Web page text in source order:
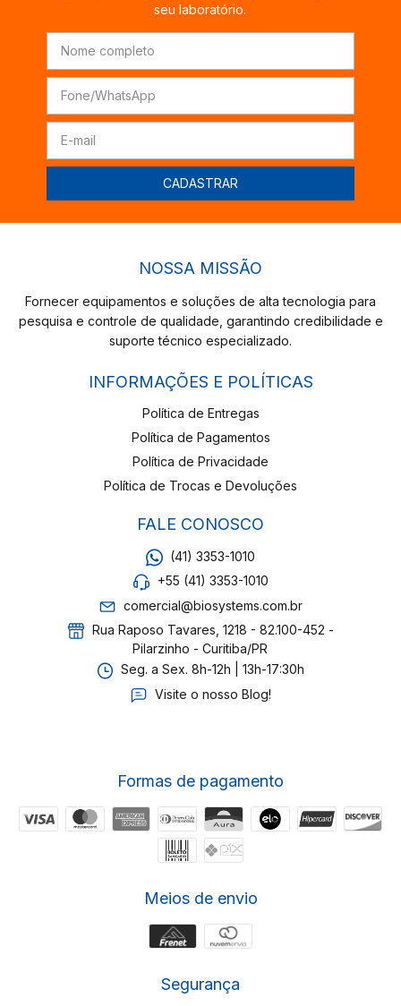
seu laboratório.
NOSSA MISSÃO
Fornecer equipamentos e soluções de alta tecnologia para
pesquisa e controle de qualidade, garantindo credibilidade e
suporte técnico especializado.
INFORMAÇÕES E POLÍTICAS
Política de Entregas
Política de Pagamentos
Política de Privacidade
Política de Trocas e Devoluções
FALE CONOSCO
(41) 3353-1010
+55 (41) 3353-1010
comercial@biosystems.com.br
Rua Raposo Tavares, 1218 - 82.100-452 -
Pilarzinho - Curitiba/PR
Seg. a Sex. 8h-12h | 13h-17:30h
Visite o nosso Blog!
Formas de pagamento
Meios de envio
Segurança